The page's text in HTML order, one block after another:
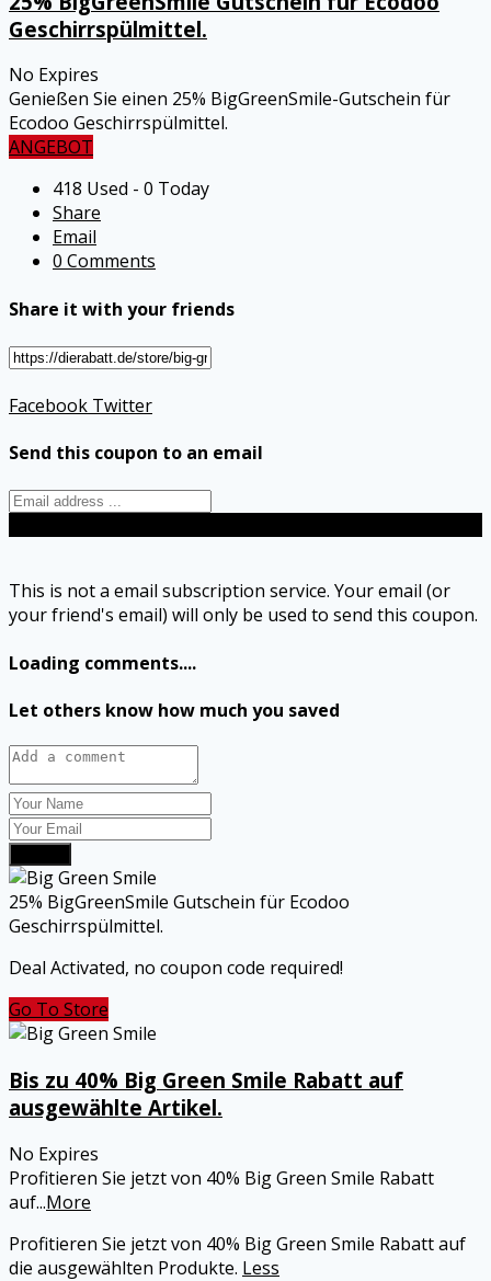
Geschirrspülmittel.
No Expires
Genießen Sie einen 25% BigGreenSmile-Gutschein für
Ecodoo Geschirrspülmittel.
ANGEBOT
418 Used - 0 Today
Share
Email
0 Comments
Share it with your friends
Facebook Twitter
Send this coupon to an email
This is not a email subscription service. Your email (or
your friend's email) will only be used to send this coupon.
Loading comments....
Let others know how much you saved
25% BigGreenSmile Gutschein für Ecodoo
Geschirrspülmittel.
Deal Activated, no coupon code required!
Go To Store
Bis zu 40% Big Green Smile Rabatt auf
ausgewählte Artikel.
No Expires
Profitieren Sie jetzt von 40% Big Green Smile Rabatt
auf...More
Profitieren Sie jetzt von 40% Big Green Smile Rabatt auf
die ausgewählten Produkte. Less